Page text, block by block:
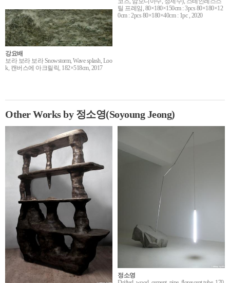
틸 프레임, 80×180×150cm : 3pcs 80×180×12
0cm : 2pcs 80×180×40cm : 1pc , 2020
강요배
보라 보라 보라 Snowstorm, Wave splash, Loo
k, 캔버스에 아크릴릭, 182×518cm, 2017
Other Works by 정소영(Soyoung Jeong)
정소영